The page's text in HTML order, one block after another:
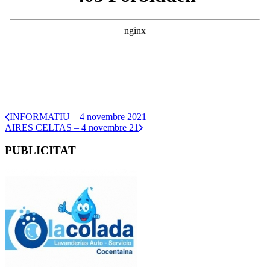
INFORMATIU – 4 novembre 2021
AIRES CELTAS – 4 novembre 21
PUBLICITAT